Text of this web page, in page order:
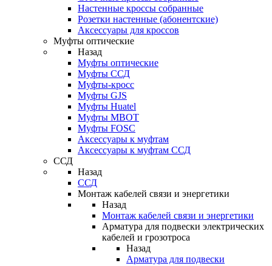
Настенные кроссы собранные
Розетки настенные (абонентские)
Аксессуары для кроссов
Муфты оптические
Назад
Муфты оптические
Муфты ССД
Муфты-кросс
Муфты GJS
Муфты Huatel
Муфты МВОТ
Муфты FOSC
Аксессуары к муфтам
Аксессуары к муфтам ССД
ССД
Назад
ССД
Монтаж кабелей связи и энергетики
Назад
Монтаж кабелей связи и энергетики
Арматура для подвески электрических
кабелей и грозотроса
Назад
Арматура для подвески